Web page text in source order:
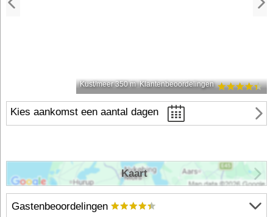
Kust/meer 350 m Klantenbeoordelingen
Kies aankomst een aantal dagen
Gastenbeoordelingen
Kaart